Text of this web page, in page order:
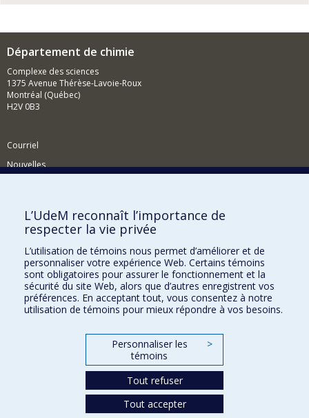
Département de chimie
Complexe des sciences
1375 Avenue Thérèse-Lavoie-Roux
Montréal (Québec)
H2V 0B3
Courriel
Nouvelles
Comment soutenir le Département?
BESOIN D'AIDE?
Plan du site
Signaler une erreur
Accessibilité
FACULTÉ DES ARTS ET DES SCIENCES
Nos départements et écoles
L’UdeM reconnaît l’importance de
respecter la vie privée
L’utilisation de témoins nous permet d’améliorer et de
personnaliser votre expérience Web. Certains témoins
sont obligatoires pour assurer le fonctionnement et la
sécurité du site Web, alors que d’autres enregistrent vos
préférences. En acceptant tout, vous consentez à notre
utilisation de témoins pour mieux répondre à vos besoins.
Personnaliser les
témoins
>
Tout refuser
Tout accepter